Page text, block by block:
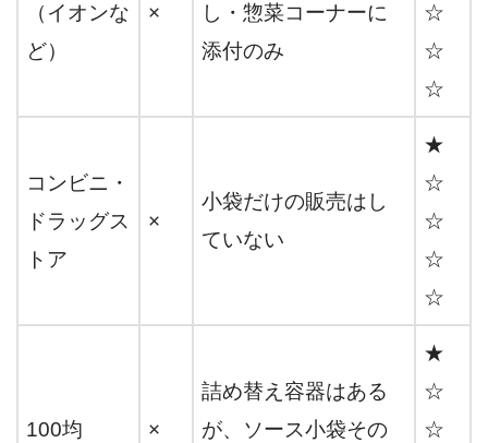
（イオンな
ど）
×
し・惣菜コーナーに
添付のみ
☆
☆
☆
コンビニ・
ドラッグス
トア
×
小袋だけの販売はし
ていない
★
☆
☆
☆
☆
100均 ×
詰め替え容器はある
が、ソース小袋その
★
☆
☆